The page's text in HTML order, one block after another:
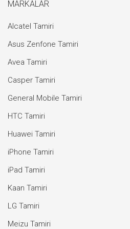
MARKALAR
Alcatel Tamiri
Asus Zenfone Tamiri
Avea Tamiri
Casper Tamiri
General Mobile Tamiri
HTC Tamiri
Huawei Tamiri
iPhone Tamiri
iPad Tamiri
Kaan Tamiri
LG Tamiri
Meizu Tamiri